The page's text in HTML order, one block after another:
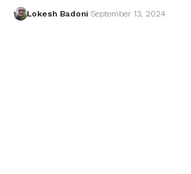
Lokesh Badoni September 13, 2024